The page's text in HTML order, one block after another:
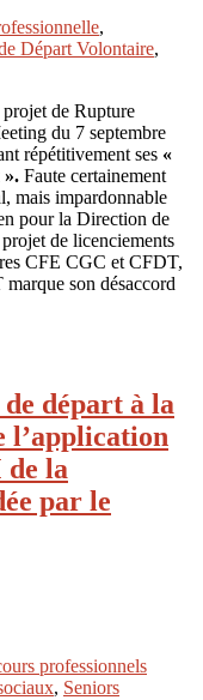
,
Départ Volontaire,
de Rupture
du 7 septembre
répétitivement ses «
». Faute certainement
mais impardonnable
pour la Direction de
de licenciements
CFE CGC et CFDT,
son désaccord
départ à la
l’application
de la
par le
professionnels
, Seniors